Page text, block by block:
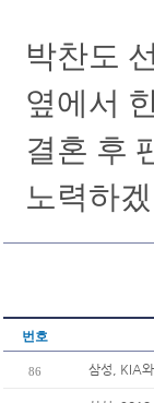
박찬도
옆에서
결혼 후
노력하
번호
86 삼성, KIA